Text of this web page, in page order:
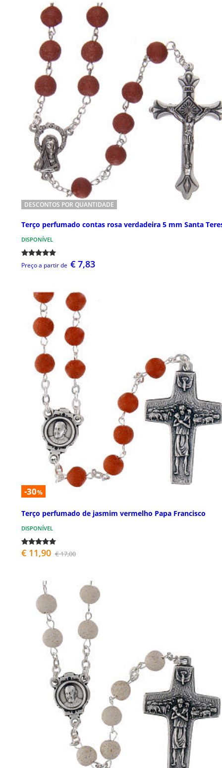
DESCONTOS POR QUANTIDADE
Terço perfumado contas rosa verdadeira 5 mm Santa
DISPONÍVEL
Preço a partir de € 7,83
-30%
Terço perfumado de jasmim vermelho Papa Francisco
DISPONÍVEL
€ 11,90 € 17,00